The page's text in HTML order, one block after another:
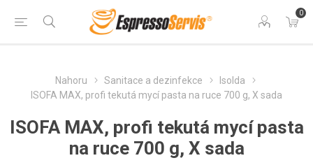
0
Nahoru Sanitace a dezinfekce
Isolda
ISOFA MAX, profi tekutá mycí pasta na ruce 700 g, X sada
ISOFA MAX, profi tekutá mycí pasta
na ruce 700 g, X sada